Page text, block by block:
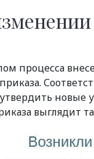
процесса
приказа.
новые
выглядит